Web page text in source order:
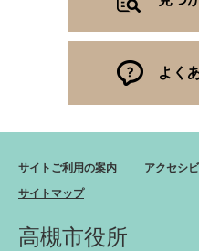
よく
サイトご利用の案内
アクセシ
サイトマップ
高槻市役所